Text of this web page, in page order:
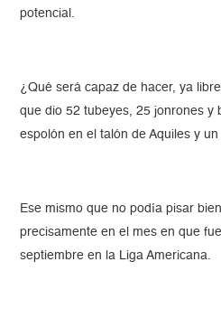
potencial.
¿Qué será capaz de hacer, ya
que dio 52 tubeyes, 25 jonrones y
espolón en el talón de Aquiles y
Ese mismo que no podía pisar
precisamente en el mes en que
septiembre en la Liga Americana.